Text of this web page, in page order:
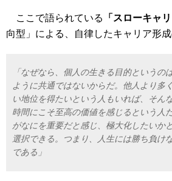
ここで語られている 「スローキャリ
向型」による、自律したキャリア形成
「なぜなら、個人の生きる目的というの
ように共通ではないからだ。他人より多
い地位を得たいという人もいれば、そん
時間にこそ至高の価値を感じるという人
がなにを重要だと感じ、極大化したいか
選択できる。つまり、人生には勝ち負け
である」